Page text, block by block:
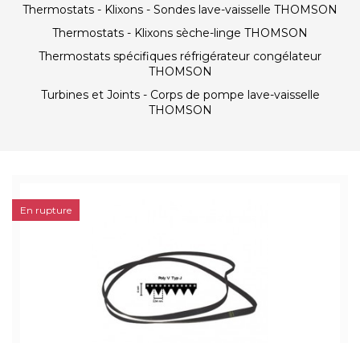
Thermostats - Klixons - Sondes lave-vaisselle THOMSON
Thermostats - Klixons sèche-linge THOMSON
Thermostats spécifiques réfrigérateur congélateur
THOMSON
Turbines et Joints - Corps de pompe lave-vaisselle
THOMSON
En rupture